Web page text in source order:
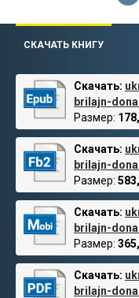
СКАЧАТЬ КНИГУ
Скачать:
brilajn-
Размер:
Скачать:
brilajn-
Размер:
Скачать:
brilajn-
Размер:
Скачать:
brilajn-